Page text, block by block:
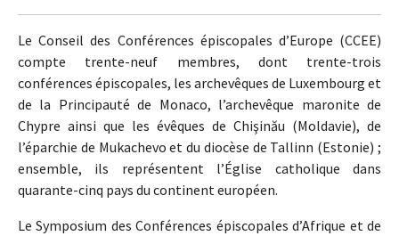
Le Conseil des Conférences épiscopales d’Europe (CCEE)
compte trente-neuf membres, dont trente-trois
conférences épiscopales, les archevêques de Luxembourg et
de la Principauté de Monaco, l’archevêque maronite de
Chypre ainsi que les évêques de Chişinău (Moldavie), de
l’éparchie de Mukachevo et du diocèse de Tallinn (Estonie) ;
ensemble, ils représentent l’Église catholique dans
quarante-cinq pays du continent européen.
Le Symposium des Conférences épiscopales d’Afrique et de